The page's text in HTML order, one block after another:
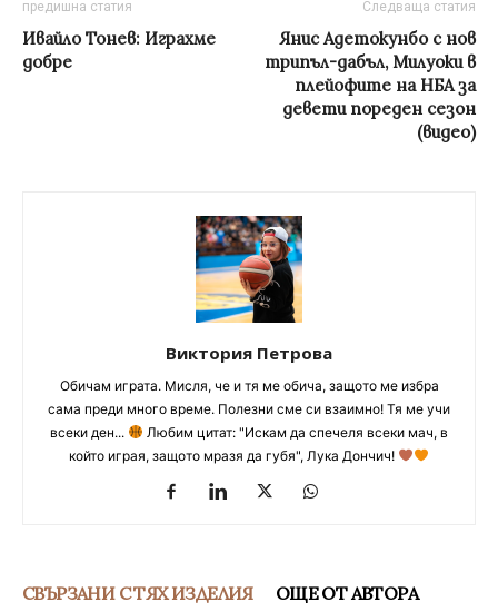
предишна статия
Ивайло Тонев: Играхме
добре
Следваща статия
Янис Адетокунбо с нов
трипъл-дабъл, Милуоки в
плейофите на НБА за
девети пореден сезон
(видео)
Виктория Петрова
Обичам играта. Мисля, че и тя ме обича, защото ме избра
сама преди много време. Полезни сме си взаимно! Тя ме учи
всеки ден...
Любим цитат: "Искам да спечеля всеки мач, в
който играя, защото мразя да губя", Лука Дончич!
СВЪРЗАНИ С ТЯХ ИЗДЕЛИЯ ОЩЕ ОТ АВТОРА